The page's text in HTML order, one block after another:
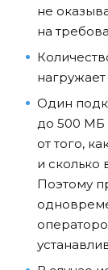
не
на
Один
до 500 МБ
от того,
и сколько
Поэтому